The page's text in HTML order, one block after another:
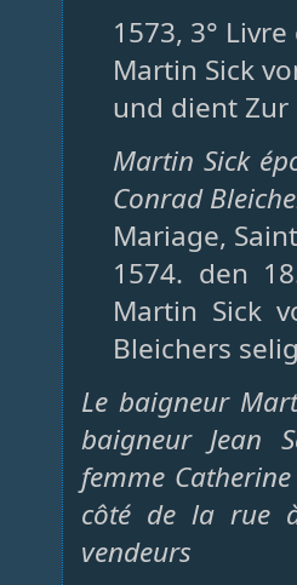
1573, 3°
Martin Sick
und dient Zur
Martin Sick
Conrad
Mariage,
1574. den
Martin Sick
Bleichers
Le baigneur
baigneur Jean
femme
côté de la rue
vendeurs